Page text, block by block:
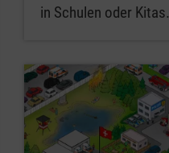
in Schulen oder Kitas.